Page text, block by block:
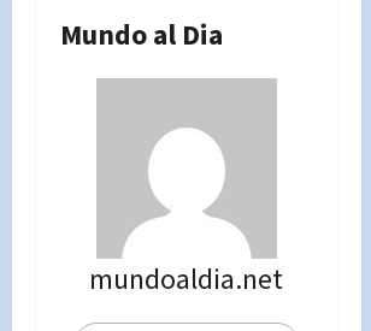
Mundo al Dia
mundoaldia.net